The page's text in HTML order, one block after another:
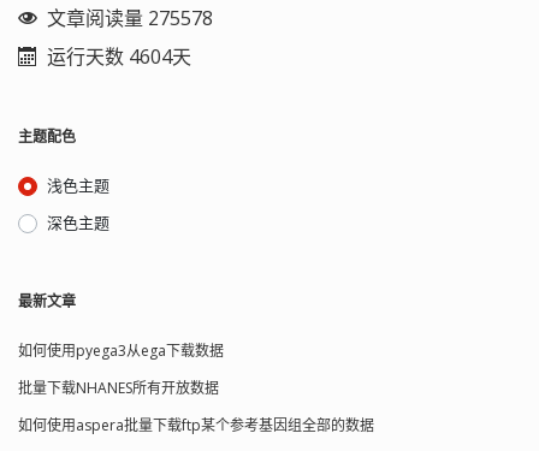
文章阅读量 275578
运行天数 4604天
主题配色
浅色主题
深色主题
最新文章
如何使用pyega3从ega下载数据
批量下载NHANES所有开放数据
如何使用aspera批量下载ftp某个参考基因组全部的数据